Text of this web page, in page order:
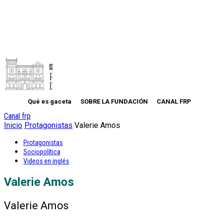
Qué es gaceta SOBRE LA FUNDACIÓN CANAL FRP
Canal frp
Inicio Protagonistas Valerie Amos
Protagonistas
Sociopolítica
Videos en inglés
Valerie Amos
Valerie Amos